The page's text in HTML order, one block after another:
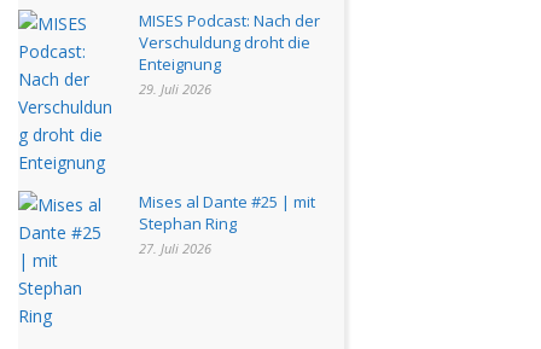
MISES Podcast: Nach der
Verschuldung droht die
Enteignung
29. Juli 2026
Mises al Dante #25 | mit
Stephan Ring
27. Juli 2026